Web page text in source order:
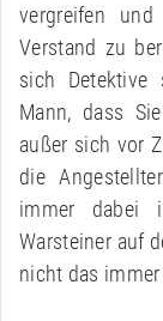
vergreifen
Verstand zu
sich Detektive
Mann, dass
außer sich vor
die
immer dabei
Warsteiner auf
nicht das